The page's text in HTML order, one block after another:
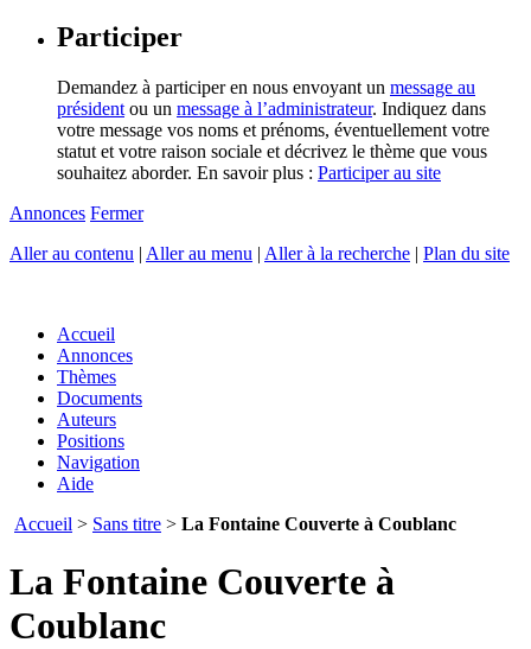
Participer
Demandez à participer en nous envoyant un message au
président ou un message à l’administrateur. Indiquez dans
votre message vos noms et prénoms, éventuellement votre
statut et votre raison sociale et décrivez le thème que vous
souhaitez aborder. En savoir plus : Participer au site
Annonces Fermer
Aller au contenu | Aller au menu | Aller à la recherche | Plan du site
Accueil
Annonces
Thèmes
Documents
Auteurs
Positions
Navigation
Aide
Accueil > Sans titre > La Fontaine Couverte à Coublanc
La Fontaine Couverte à
Coublanc